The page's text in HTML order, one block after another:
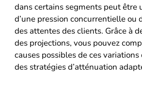
dans certains segments peut être
d’une pression concurrentielle ou
des attentes des clients. Grâce à
des projections, vous pouvez
causes possibles de ces
des stratégies d’atténuation